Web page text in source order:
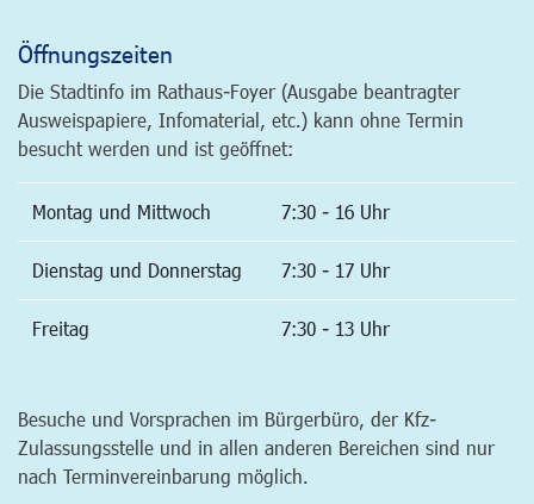
Öffnungszeiten
Die Stadtinfo im Rathaus-Foyer (Ausgabe beantragter
Ausweispapiere, Infomaterial, etc.) kann ohne Termin
besucht werden und ist geöffnet:
Montag und Mittwoch 7:30 - 16 Uhr
Dienstag und Donnerstag 7:30 - 17 Uhr
Freitag 7:30 - 13 Uhr
Besuche und Vorsprachen im Bürgerbüro, der Kfz-
Zulassungsstelle und in allen anderen Bereichen sind nur
nach Terminvereinbarung möglich.